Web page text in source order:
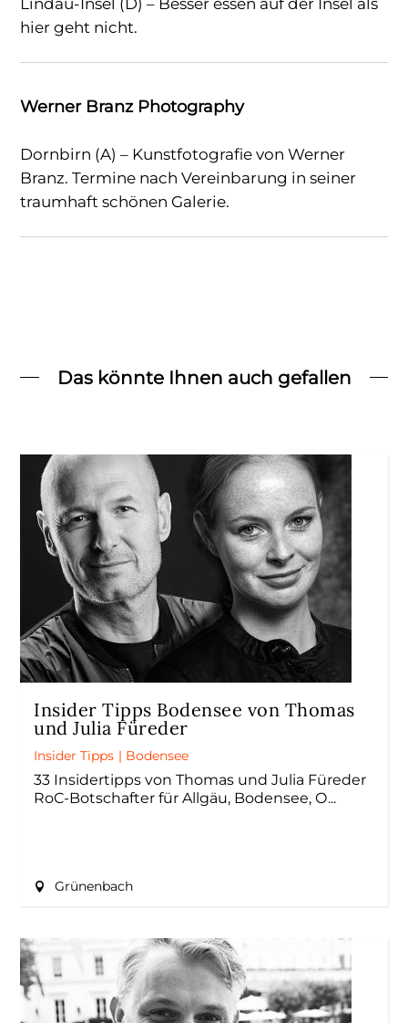
hier geht nicht.
Werner Branz Photography
Dornbirn (A) – Kunstfotografie von Werner
Branz. Termine nach Vereinbarung in seiner
traumhaft schönen Galerie.
Das könnte Ihnen auch gefallen
Insider Tipps Bodensee von Thomas
und Julia Füreder
Insider Tipps | Bodensee
33 Insidertipps von Thomas und Julia Füreder
RoC-Botschafter für Allgäu, Bodensee, O
Grünenbach